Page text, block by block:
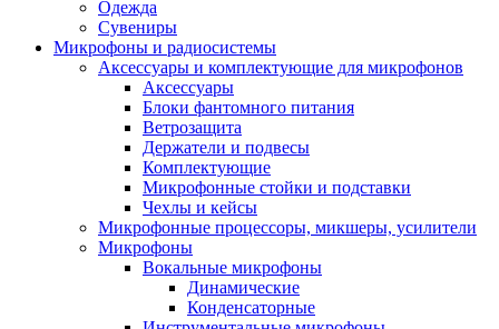
Одежда
Сувениры
Микрофоны и радиосистемы
Аксессуары и комплектующие для микрофонов
Аксессуары
Блоки фантомного питания
Ветрозащита
Держатели и подвесы
Комплектующие
Микрофонные стойки и подставки
Чехлы и кейсы
Микрофонные процессоры, микшеры, усилители
Микрофоны
Вокальные микрофоны
Динамические
Конденсаторные